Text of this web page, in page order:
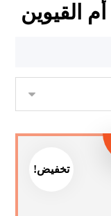
القيوين
تخفيض!